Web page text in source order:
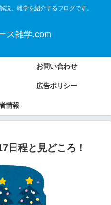
説、雑学を紹介するブログです。
ス雑学.com
お問い合わせ
広告ポリシー
情報
日程と見どころ！